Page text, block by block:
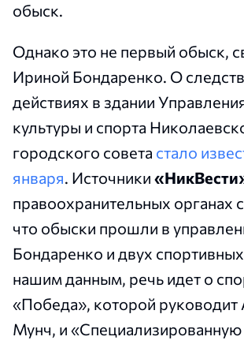
обыск.
Однако это не первый обыск,
Ириной Бондаренко. О
действиях в здании
культуры и спорта
городского совета стало
января. Источники
правоохранительных органах
что обыски прошли в
Бондаренко и двух
нашим данным, речь идет о
«Победа», которой руководит
Мунч, и «Специализированную